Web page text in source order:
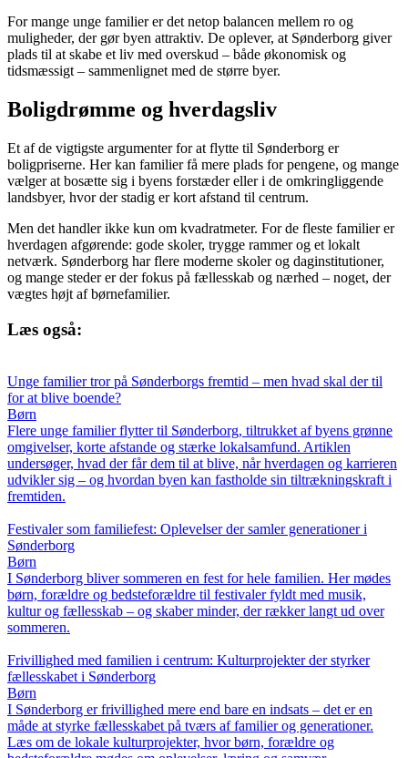
For mange unge familier er det netop balancen mellem ro og
muligheder, der gør byen attraktiv. De oplever, at Sønderborg giver
plads til at skabe et liv med overskud – både økonomisk og
tidsmæssigt – sammenlignet med de større byer.
Boligdrømme og hverdagsliv
Et af de vigtigste argumenter for at flytte til Sønderborg er
boligpriserne. Her kan familier få mere plads for pengene, og mange
vælger at bosætte sig i byens forstæder eller i de omkringliggende
landsbyer, hvor der stadig er kort afstand til centrum.
Men det handler ikke kun om kvadratmeter. For de fleste familier er
hverdagen afgørende: gode skoler, trygge rammer og et lokalt
netværk. Sønderborg har flere moderne skoler og daginstitutioner,
og mange steder er der fokus på fællesskab og nærhed – noget, der
vægtes højt af børnefamilier.
Læs også:
Unge familier tror på Sønderborgs fremtid – men hvad skal der til
for at blive boende?
Børn
Flere unge familier flytter til Sønderborg, tiltrukket af byens grønne
omgivelser, korte afstande og stærke lokalsamfund. Artiklen
undersøger, hvad der får dem til at blive, når hverdagen og karrieren
udvikler sig – og hvordan byen kan fastholde sin tiltrækningskraft i
fremtiden.
Festivaler som familiefest: Oplevelser der samler generationer i
Sønderborg
Børn
I Sønderborg bliver sommeren en fest for hele familien. Her mødes
børn, forældre og bedsteforældre til festivaler fyldt med musik,
kultur og fællesskab – og skaber minder, der rækker langt ud over
sommeren.
Frivillighed med familien i centrum: Kulturprojekter der styrker
fællesskabet i Sønderborg
Børn
I Sønderborg er frivillighed mere end bare en indsats – det er en
måde at styrke fællesskabet på tværs af familier og generationer.
Læs om de lokale kulturprojekter, hvor børn, forældre og